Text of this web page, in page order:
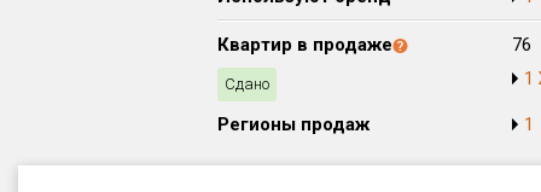
Квартир в продаже 76
Сдано 1
Регионы продаж 1